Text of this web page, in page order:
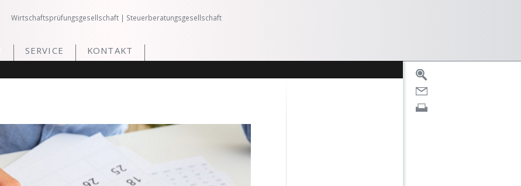
Wirtschaftsprüfungsgesellschaft | Steuerberatungsgesellschaft
SERVICE KONTAKT